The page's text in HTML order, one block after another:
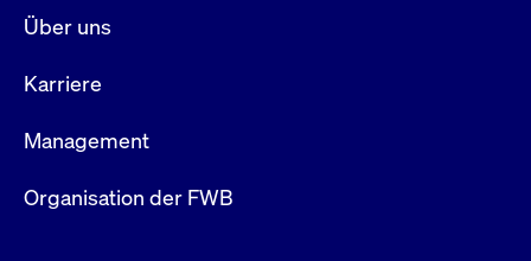
Über uns
Karriere
Management
Organisation der FWB